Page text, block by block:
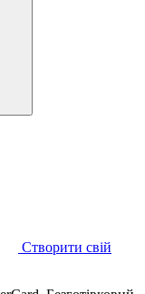
Створити свій